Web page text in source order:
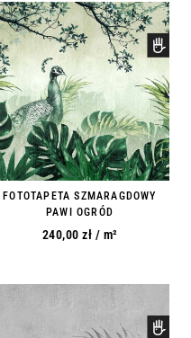
FOTOTAPETA SZMARAGDOWY
PAWI OGRÓD
240,00 zł / m²